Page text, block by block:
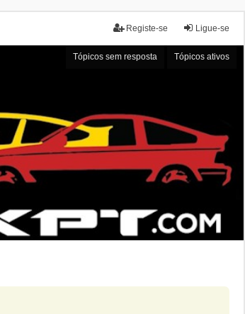
Ligue-se
Registe-se
Tópicos sem resposta Tópicos ativos